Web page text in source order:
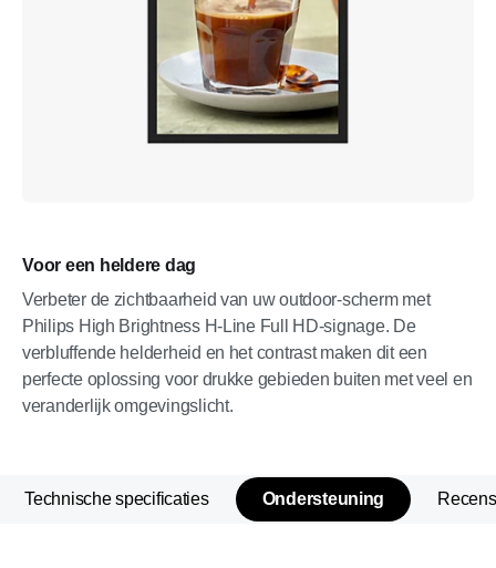
Voor een heldere dag
Verbeter de zichtbaarheid van uw outdoor-scherm met
Philips High Brightness H-Line Full HD-signage. De
verbluffende helderheid en het contrast maken dit een
perfecte oplossing voor drukke gebieden buiten met veel en
veranderlijk omgevingslicht.
Technische specificaties Ondersteuning